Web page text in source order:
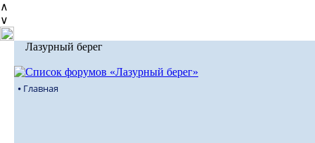
∧
∨
Лазурный берег
⦁ Главная